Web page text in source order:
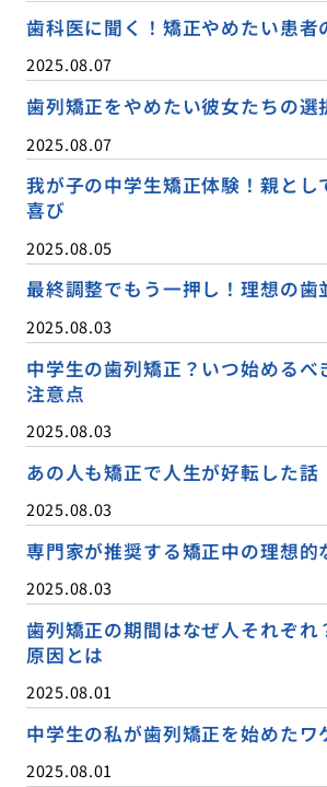
歯科医に聞く！矯正やめたい患者
2025.08.07
歯列矯正をやめたい彼女たちの選
2025.08.07
我が子の中学生矯正体験！親とし
喜び
2025.08.05
最終調整でもう一押し！理想の歯
2025.08.03
中学生の歯列矯正？いつ始めるべ
注意点
2025.08.03
あの人も矯正で人生が好転した話
2025.08.03
専門家が推奨する矯正中の理想的
2025.08.03
歯列矯正の期間はなぜ人それぞれ
原因とは
2025.08.01
中学生の私が歯列矯正を始めたワ
2025.08.01